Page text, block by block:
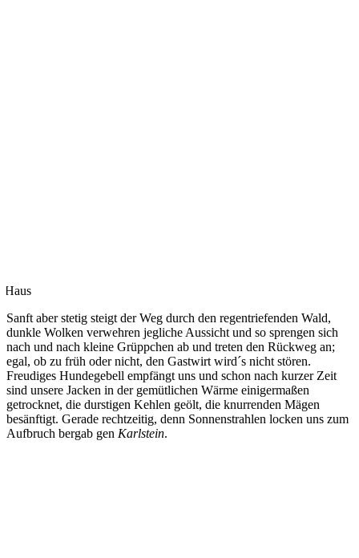
Haus
Sanft aber stetig steigt der Weg durch den regentriefenden Wald,
dunkle Wolken verwehren jegliche Aussicht und so sprengen sich
nach und nach kleine Grüppchen ab und treten den Rückweg an;
egal, ob zu früh oder nicht, den Gastwirt wird´s nicht stören.
Freudiges Hundegebell empfängt uns und schon nach kurzer Zeit
sind unsere Jacken in der gemütlichen Wärme einigermaßen
getrocknet, die durstigen Kehlen geölt, die knurrenden Mägen
besänftigt. Gerade rechtzeitig, denn Sonnenstrahlen locken uns zum
Aufbruch bergab gen Karlstein.